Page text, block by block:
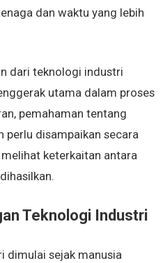
dan waktu yang lebih
dari teknologi industri
utama dalam proses
pemahaman tentang
disampaikan secara
keterkaitan antara
Teknologi Industri
dimulai sejak manusia